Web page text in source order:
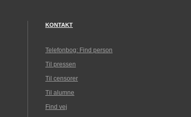
KONTAKT
Telefonbog: Find person
Til pressen
Til censorer
Til alumne
Find vej